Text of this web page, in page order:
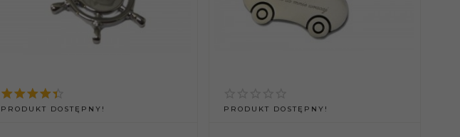
PRODUKT DOSTĘPNY! PRODUKT DOSTĘPNY!